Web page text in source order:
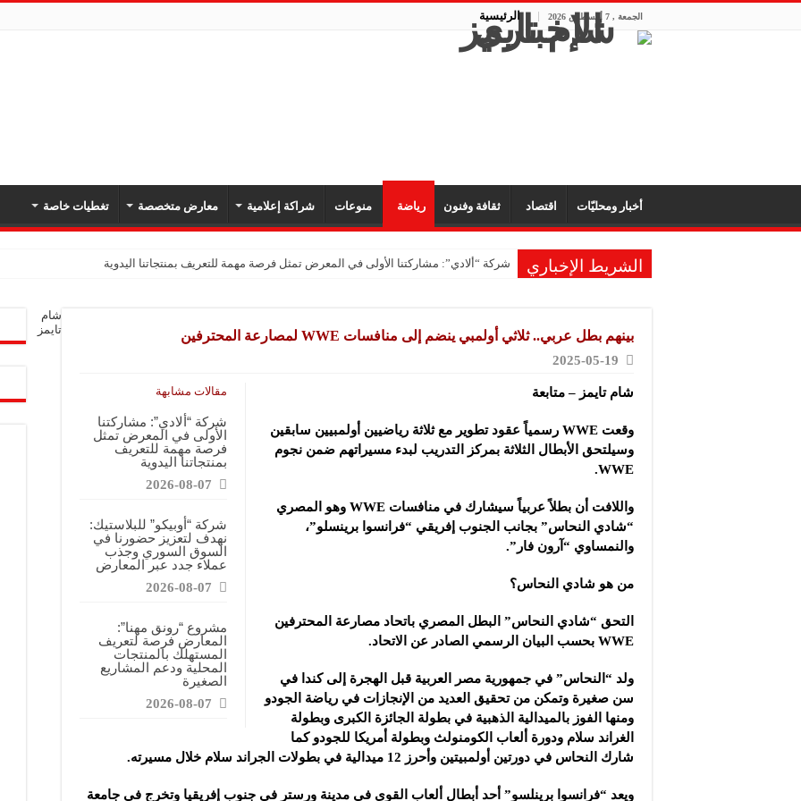
الجمعة , 7 أغسطس 2026 الرئيسية
أخبار ومحليّات اقتصاد ثقافة وفنون رياضة منوعات شراكة إعلامية معارض متخصصة تغطيات خاصة
الشريط الإخباري شركة “ألادي”: مشاركتنا الأولى في المعرض تمثل فرصة مهمة للتعريف بمنتجاتنا اليدوية
بينهم بطل عربي.. ثلاثي أولمبي ينضم إلى منافسات WWE لمصارعة المحترفين
2025-05-19
مقالات مشابهة
شركة “ألادي”: مشاركتنا
الأولى في المعرض تمثل
فرصة مهمة للتعريف
بمنتجاتنا اليدوية
2026-08-07
شركة “أوبيكو” للبلاستيك:
نهدف لتعزيز حضورنا في
السوق السوري وجذب
عملاء جدد عبر المعارض
2026-08-07
مشروع “رونق مهنا”:
المعارض فرصة لتعريف
المستهلك بالمنتجات
المحلية ودعم المشاريع
الصغيرة
2026-08-07
شام تايمز – متابعة
وقعت WWE رسمياً عقود تطوير مع ثلاثة رياضيين أولمبيين سابقين
وسيلتحق الأبطال الثلاثة بمركز التدريب لبدء مسيراتهم ضمن نجوم
WWE.
واللافت أن بطلاً عربياً سيشارك في منافسات WWE وهو المصري
“شادي النحاس” بجانب الجنوب إفريقي “فرانسوا برينسلو”،
والنمساوي “آرون فار”.
من هو شادي النحاس؟
التحق “شادي النحاس” البطل المصري باتحاد مصارعة المحترفين
WWE بحسب البيان الرسمي الصادر عن الاتحاد.
ولد “النحاس” في جمهورية مصر العربية قبل الهجرة إلى كندا في
سن صغيرة وتمكن من تحقيق العديد من الإنجازات في رياضة الجودو
ومنها الفوز بالميدالية الذهبية في بطولة الجائزة الكبرى وبطولة
الغراند سلام ودورة ألعاب الكومنولث وبطولة أمريكا للجودو كما
شارك النحاس في دورتين أولمبيتين وأحرز 12 ميدالية في بطولات الجراند سلام خلال مسيرته.
ويعد “فرانسوا برينلسو” أحد أبطال ألعاب القوى في مدينة ورستر في جنوب إفريقيا وتخرج في جامعة
شام
تايمز